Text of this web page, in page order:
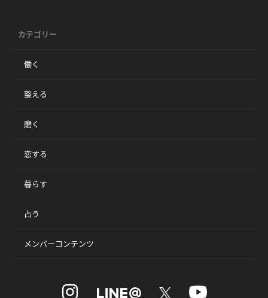
カテゴリー
働く
整える
磨く
恋する
暮らす
占う
メンバーコンテンツ